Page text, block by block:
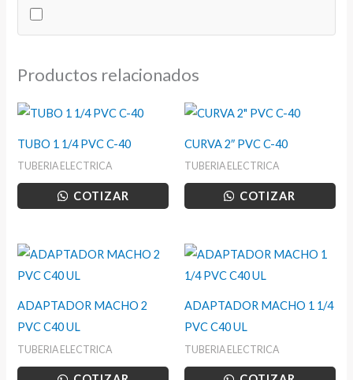
cantidad
Productos relacionados
TUBO 1 1/4 PVC C-40
TUBERIA ELECTRICA
COTIZAR
CURVA 2″ PVC C-40
TUBERIA ELECTRICA
COTIZAR
ADAPTADOR MACHO 2
PVC C40 UL
TUBERIA ELECTRICA
ADAPTADOR MACHO 1 1/4
PVC C40 UL
TUBERIA ELECTRICA